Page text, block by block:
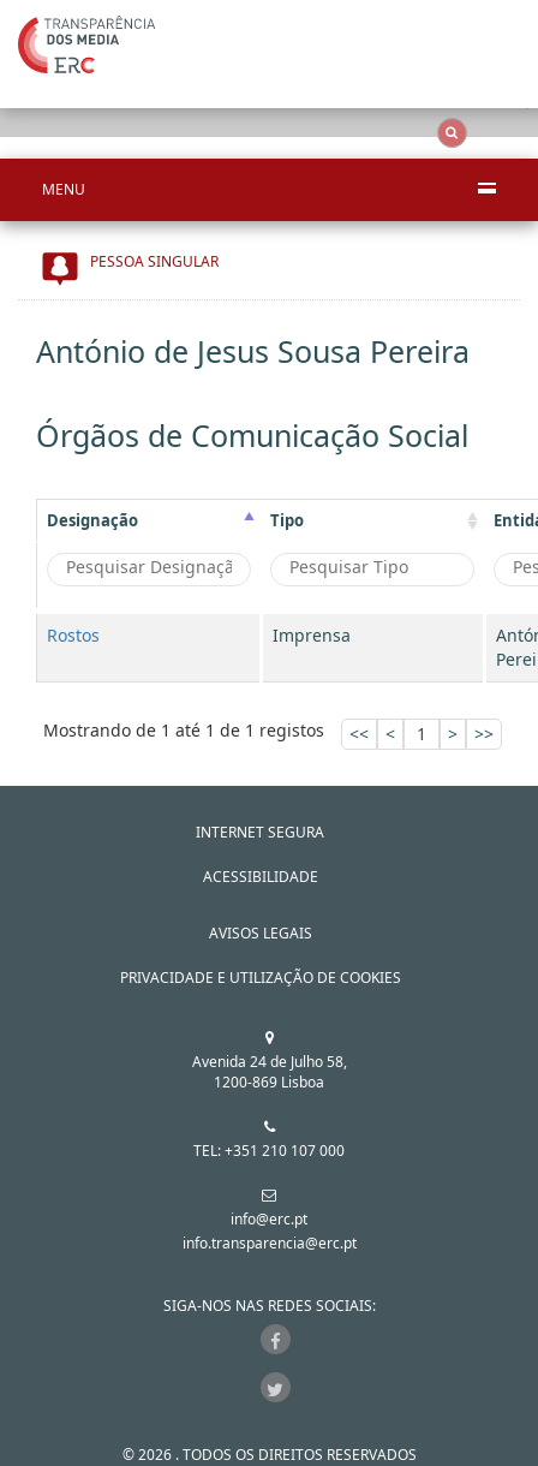
MENU
PESSOA SINGULAR
António de Jesus Sousa Pereira
Órgãos de Comunicação Social
Designação Tipo
Rostos Imprensa
Mostrando de 1 até 1 de 1 registos << < 1 > >>
INTERNET SEGURA
ACESSIBILIDADE
AVISOS LEGAIS
PRIVACIDADE E UTILIZAÇÃO DE COOKIES
Avenida 24 de Julho 58,
1200-869 Lisboa
TEL: +351 210 107 000
info@erc.pt
info.transparencia@erc.pt
SIGA-NOS NAS REDES SOCIAIS:
© 2026 . TODOS OS DIREITOS RESERVADOS